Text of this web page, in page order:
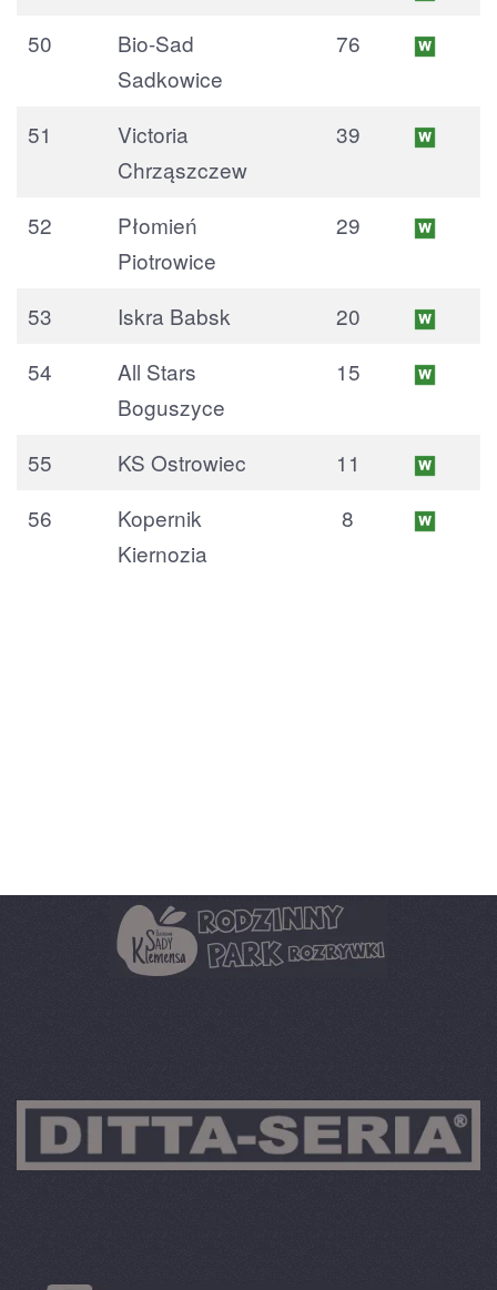
50
Bio-Sad
Sadkowice
76
51
Victoria
Chrząszczew
39
52
Płomień
Piotrowice
29
53 Iskra Babsk
20
54
All Stars
Boguszyce
15
55 KS Ostrowiec
11
56
Kopernik
Kiernozia
8